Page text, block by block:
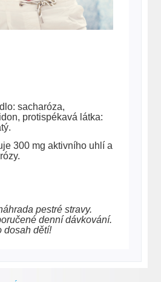
sacharóza,
protispékavá látka:
300 mg aktivního uhlí a
pestré stravy.
denní dávkování.
dosah dětí!